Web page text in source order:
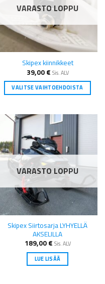
VARASTO LOPPU
Skipex kiinnikkeet
39,00 € Sis. ALV
VALITSE VAIHTOEHDOISTA
on
useampi
muunnelma.
Voit
tehdä
valinnat
sivulla.
VARASTO LOPPU
Skipex Siirtosarja LYHYELLÄ
AKSELILLA
189,00 € Sis. ALV
LUE LISÄÄ